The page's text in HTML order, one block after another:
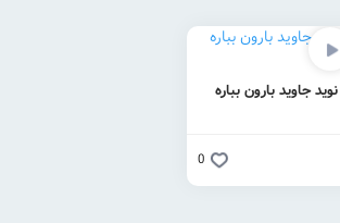
جاوید بارون بباره
0